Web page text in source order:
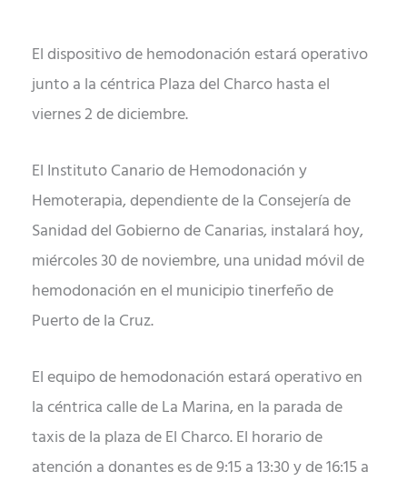
El dispositivo de hemodonación estará operativo
junto a la céntrica Plaza del Charco hasta el
viernes 2 de diciembre.
El Instituto Canario de Hemodonación y
Hemoterapia, dependiente de la Consejería de
Sanidad del Gobierno de Canarias, instalará hoy,
miércoles 30 de noviembre, una unidad móvil de
hemodonación en el municipio tinerfeño de
Puerto de la Cruz.
El equipo de hemodonación estará operativo en
la céntrica calle de La Marina, en la parada de
taxis de la plaza de El Charco. El horario de
atención a donantes es de 9:15 a 13:30 y de 16:15 a